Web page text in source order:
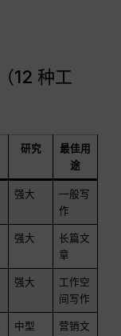
12 种工
研究
最佳用
途
强大
一般写
作
强大
长篇文
章
强大
工作空
间写作
中型
营销文